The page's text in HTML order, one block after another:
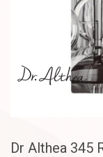
Dr Althea 345